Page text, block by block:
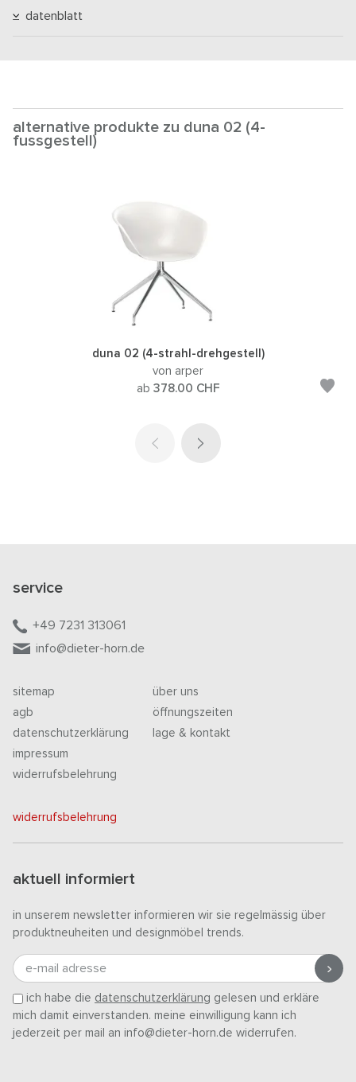
datenblatt
alternative produkte zu duna 02 (4-
fussgestell)
duna 02 (4-strahl-drehgestell)
von arper
ab 378.00 CHF
service
+49 7231 313061
info@dieter-horn.de
sitemap
agb
datenschutzerklärung
impressum
widerrufsbelehrung
über uns
öffnungszeiten
lage & kontakt
widerrufsbelehrung
aktuell informiert
in unserem newsletter informieren wir sie regelmässig über
produktneuheiten und designmöbel trends.
e-mail adresse
ich habe die datenschutzerklärung gelesen und erkläre
mich damit einverstanden. meine einwilligung kann ich
jederzeit per mail an info@dieter-horn.de widerrufen.